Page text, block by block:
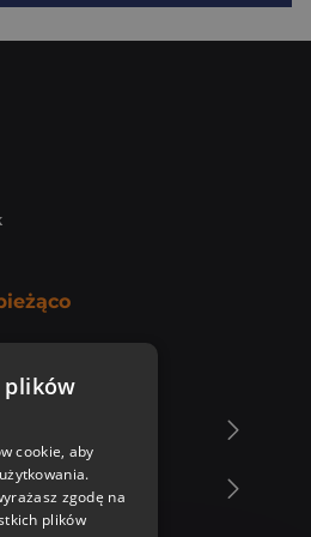
plików
cookie, aby
zgodę na
plików